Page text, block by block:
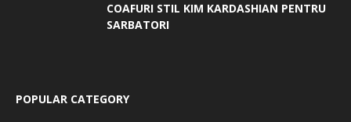
COAFURI STIL KIM KARDASHIAN PENTRU
SARBATORI
POPULAR CATEGORY